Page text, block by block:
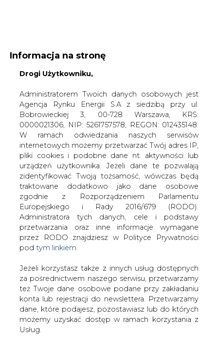
WŁĄCZ CIRE.TV
Administratorem Twoich danych osobowych jest
Bobrowieckiej 3, 00-728 Warszawa, KRS:
W ramach odwiedzania naszych serwisów
internetowych możemy przetwarzać Twój adres IP,
pliki cookies i podobne dane nt. aktywności lub
urządzeń użytkownika. Jeżeli dane te pozwalają
zidentyfikować Twoją tożsamość, wówczas będą
traktowane dodatkowo jako dane osobowe
zgodnie z Rozporządzeniem Parlamentu
Europejskiego i Rady 2016/679 (RODO).
Administratora tych danych, cele i podstawy
przetwarzania oraz inne informacje wymagane
przez RODO znajdziesz w Polityce Prywatności
podtym linkiem.
Jeżeli korzystasz także z innych usług dostępnych
za pośrednictwem naszego serwisu, przetwarzamy
też Twoje dane osobowe podane przy zakładaniu
dane, które podajesz, pozostawiasz lub do których
możemy uzyskać dostęp w ramach korzystania z
Usług.
Informacje dotyczące Administratora Twoich
danych osobowych a także cele i podstawy
przetwarzania oraz inne niezbędne informacje
Strona główna / CIEPŁOWNICTWO / Prywatyzacja
ciepłowniczej części PGK w Strzelcach Krajeńskich
drukuj
skomentuj
udostępnij:
Prywatyzacja ciepłowniczej części